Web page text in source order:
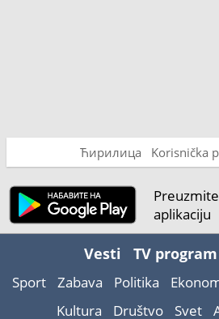
Ћирилица Korisnička
aplikaciju
Vesti TV program
Sport Zabava Politika
Kultura
Društvo Svet